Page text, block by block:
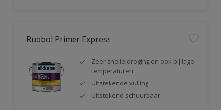
Rubbol Primer Express
Zeer snelle droging en ook bij lage
temperaturen
Uitstekende vulling
Uitstekend schuurbaar